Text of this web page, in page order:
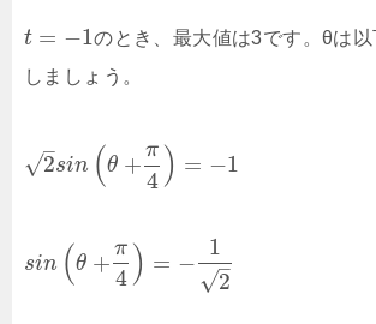
t = −1のとき、最大値は3です。θは
しましょう。
2
–
√ sin (θ +
π
4 ) = −1
sin (θ +
π
4 ) = −
1
2
–
√